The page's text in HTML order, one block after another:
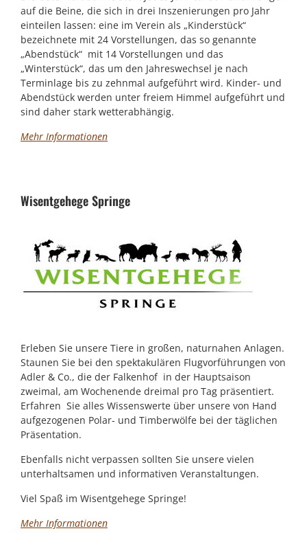
auf die Beine, die sich in drei Inszenierungen pro Jahr
einteilen lassen: eine im Verein als „Kinderstück“
bezeichnete mit 24 Vorstellungen, das so genannte
„Abendstück“ mit 14 Vorstellungen und das
„Winterstück“, das um den Jahreswechsel je nach
Terminlage bis zu zehnmal aufgeführt wird. Kinder- und
Abendstück werden unter freiem Himmel aufgeführt und
sind daher stark wetterabhängig.
Mehr Informationen
Wisentgehege Springe
Erleben Sie unsere Tiere in großen, naturnahen Anlagen.
Staunen Sie bei den spektakulären Flugvorführungen von
Adler & Co., die der Falkenhof in der Hauptsaison
zweimal, am Wochenende dreimal pro Tag präsentiert.
Erfahren Sie alles Wissenswerte über unsere von Hand
aufgezogenen Polar- und Timberwölfe bei der täglichen
Präsentation.
Ebenfalls nicht verpassen sollten Sie unsere vielen
unterhaltsamen und informativen Veranstaltungen.
Viel Spaß im Wisentgehege Springe!
Mehr Informationen